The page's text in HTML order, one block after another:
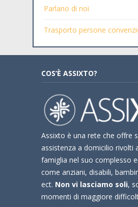
Parlano di noi
Trasporto persone
COS’È ASSIXTO?
Assixto è una rete che offre
assistenza a domicilio rivolti
famiglia nel suo complesso
come anziani, disabili,
ect. Non vi lasciamo soli,
momenti di maggiore